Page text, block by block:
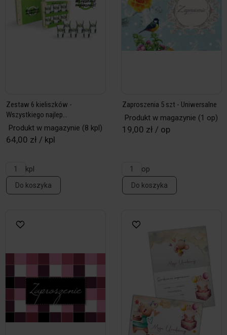
Zestaw 6 kieliszków -
Wszystkiego najlep...
Produkt w magazynie (8 kpl)
64,00 zł / kpl
kpl
Do koszyka
Zaproszenia 5 szt - Uniwersalne
Produkt w magazynie (1 op)
19,00 zł / op
op
Do koszyka